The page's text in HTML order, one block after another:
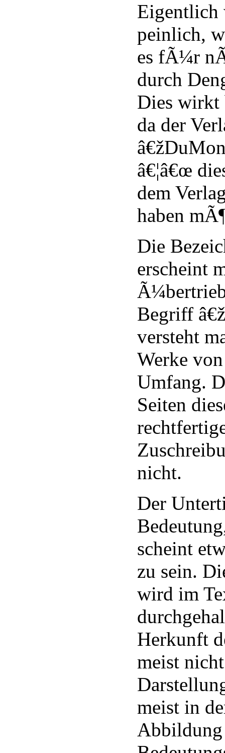
Eigentlich
peinlich,
es fÃ¼r
durch
Dies wirkt
da der
â€¦â€œ
dem
haben
Die
erscheint
Begriff
versteht
Werke
Umfang.
Seiten
nicht.
Der
scheint
zu sein.
wird im
Herkunft
meist
meist in